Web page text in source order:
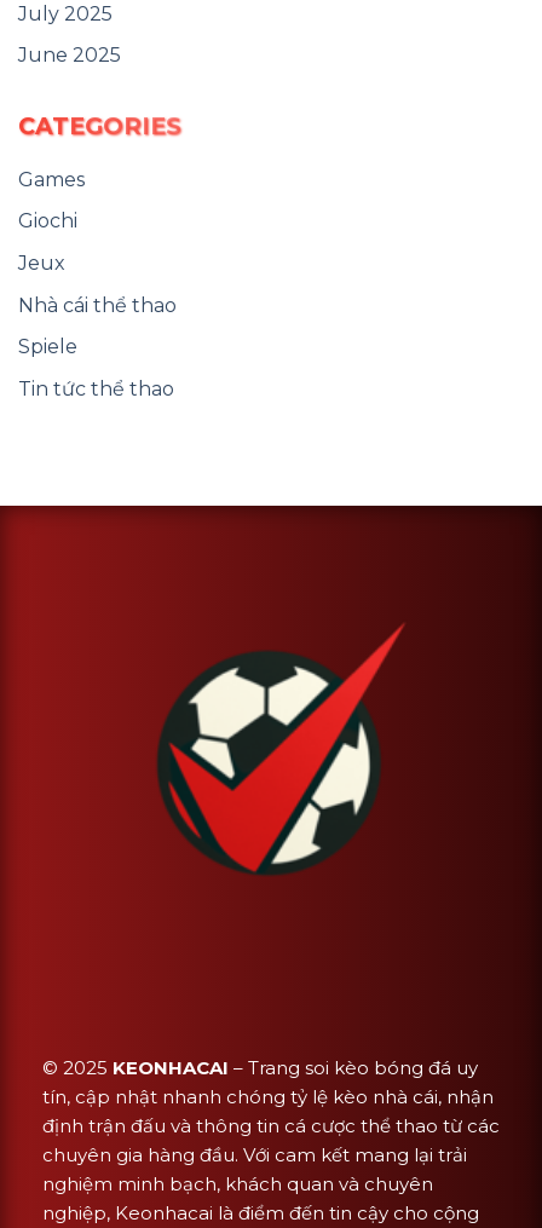
July 2025
June 2025
CATEGORIES
Games
Giochi
Jeux
Nhà cái thể thao
Spiele
Tin tức thể thao
© 2025 KEONHACAI – Trang soi kèo bóng đá uy
tín, cập nhật nhanh chóng tỷ lệ kèo nhà cái, nhận
định trận đấu và thông tin cá cược thể thao từ các
chuyên gia hàng đầu. Với cam kết mang lại trải
nghiệm minh bạch, khách quan và chuyên
nghiệp, Keonhacai là điểm đến tin cậy cho cộng